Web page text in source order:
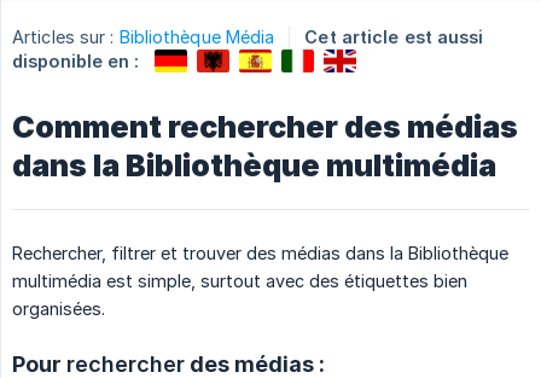
Articles sur : Bibliothèque Média
Cet article est aussi
disponible en :
Comment rechercher des médias
dans la Bibliothèque multimédia
Rechercher, filtrer et trouver des médias dans la Bibliothèque
multimédia est simple, surtout avec des étiquettes bien
organisées.
Pour rechercher des médias :